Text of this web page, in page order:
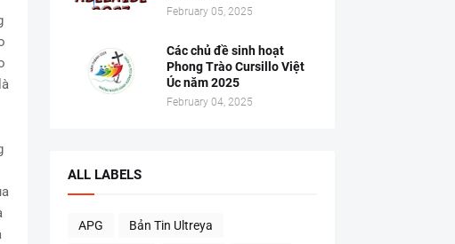
February 05, 2025
Các chủ đề sinh hoạt
Phong Trào Cursillo Việt
Úc năm 2025
February 04, 2025
ALL LABELS
APG Bản Tin Ultreya